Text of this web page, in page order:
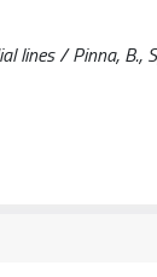
lines / Pinna, B.,